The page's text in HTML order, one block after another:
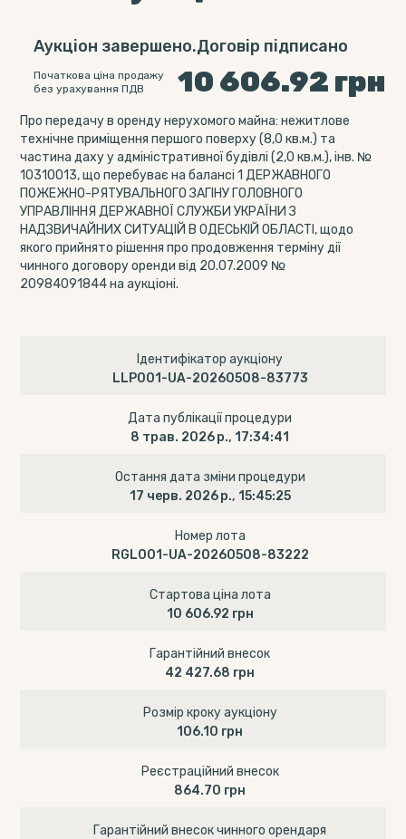
Аукціон завершено.Договір підписано
Початкова ціна продажу
без урахування ПДВ
10 606.92 грн
Про передачу в оренду нерухомого майна: нежитлове
технічне приміщення першого поверху (8,0 кв.м.) та
частина даху у адміністративної будівлі (2,0 кв.м.), інв. №
10310013, що перебуває на балансі 1 ДЕРЖАВНОГО
ПОЖЕЖНО-РЯТУВАЛЬНОГО ЗАГІНУ ГОЛОВНОГО
УПРАВЛІННЯ ДЕРЖАВНОЇ СЛУЖБИ УКРАЇНИ З
НАДЗВИЧАЙНИХ СИТУАЦІЙ В ОДЕСЬКІЙ ОБЛАСТІ, щодо
якого прийнято рішення про продовження терміну дії
чинного договору оренди від 20.07.2009 №
20984091844 на аукціоні.
Ідентифікатор аукціону
LLP001-UA-20260508-83773
Дата публікації процедури
8 трав. 2026 р., 17:34:41
Остання дата зміни процедури
17 черв. 2026 р., 15:45:25
Номер лота
RGL001-UA-20260508-83222
Стартова ціна лота
10 606.92 грн
Гарантійний внесок
42 427.68 грн
Розмір кроку аукціону
106.10 грн
Реєстраційний внесок
864.70 грн
Гарантійний внесок чинного орендаря